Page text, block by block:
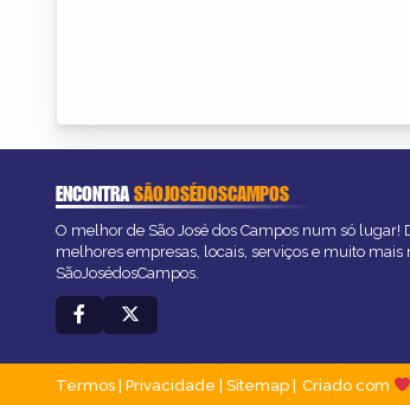
ENCONTRASÃOJOSÉDOSCAMPOS
O melhor de São José dos Campos num só lugar!
melhores empresas, locais, serviços e muito mais
SãoJosédosCampos.
Termos | Privacidade | Sitemap Criado com